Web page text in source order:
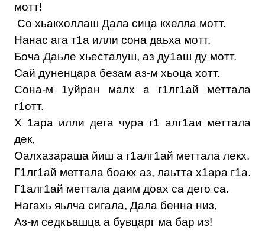
мотт!
Со хьакхоллаш Дала сица кхелла мотт.
Нанас ага т1а илли сона даьха мотт.
Боча Даьле хьесталуш, аз ду1аш ду мотт.
Сай дуненцара безам аз-м хьоца хотт.
Сона-м 1уйран малх а г1лг1ай меттала
г1отт.
X 1ара илли дега чура г1 алг1аи меттала
дек,
Оалхазараша йиш а г1алг1ай меттала лекх.
Г1лг1ай меттала боакх аз, лаьтта х1ара г1а.
Г1алг1ай меттала даим доах са дего са.
Нагахь яьлча сигала, Дала бенна низ,
Аз-м седкъашца а бувцарг ма бар из!